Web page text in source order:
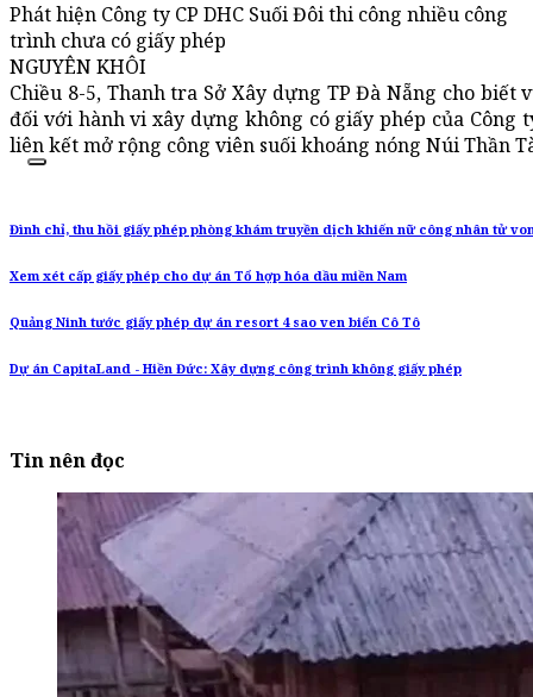
Phát hiện Công ty CP DHC Suối Đôi thi công nhiều công
trình chưa có giấy phép
NGUYÊN KHÔI
Chiều 8-5, Thanh tra Sở Xây dựng TP Đà Nẵng cho
đối với hành vi xây dựng không có giấy phép của Công
liên kết mở rộng công viên suối khoáng nóng Núi Thần
Đình chỉ, thu hồi giấy phép phòng khám truyền dịch khiến nữ công nhân tử
Xem xét cấp giấy phép cho dự án Tổ hợp hóa dầu miền Nam
Quảng Ninh tước giấy phép dự án resort 4 sao ven biển Cô Tô
Dự án CapitaLand - Hiền Đức: Xây dựng công trình không giấy phép
Tin nên đọc